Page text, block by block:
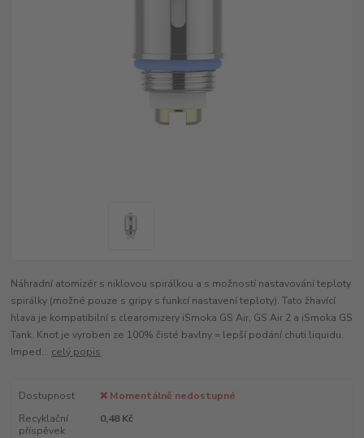
Náhradní atomizér s niklovou spirálkou a s možností nastavování teploty
spirálky (možné pouze s gripy s funkcí nastavení teploty). Tato žhavící
hlava je kompatibilní s clearomizery iSmoka GS Air, GS Air 2 a iSmoka GS
Tank. Knot je vyroben ze 100% čisté bavlny = lepší podání chuti liquidu.
Imped... celý popis
Dostupnost
❌ Momentálně nedostupné
Recyklační
příspěvek
0,48 Kč